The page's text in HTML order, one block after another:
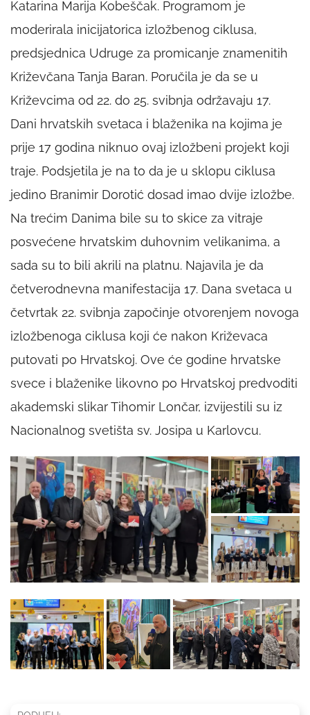
Katarina Marija Kobeščak. Programom je
moderirala inicijatorica izložbenog ciklusa,
predsjednica Udruge za promicanje znamenitih
Križevčana Tanja Baran. Poručila je da se u
Križevcima od 22. do 25. svibnja održavaju 17.
Dani hrvatskih svetaca i blaženika na kojima je
prije 17 godina niknuo ovaj izložbeni projekt koji
traje. Podsjetila je na to da je u sklopu ciklusa
jedino Branimir Dorotić dosad imao dvije izložbe.
Na trećim Danima bile su to skice za vitraje
posvećene hrvatskim duhovnim velikanima, a
sada su to bili akrili na platnu. Najavila je da
četverodnevna manifestacija 17. Dana svetaca u
četvrtak 22. svibnja započinje otvorenjem novoga
izložbenoga ciklusa koji će nakon Križevaca
putovati po Hrvatskoj. Ove će godine hrvatske
svece i blaženike likovno po Hrvatskoj predvoditi
akademski slikar Tihomir Lončar, izvijestili su iz
Nacionalnog svetišta sv. Josipa u Karlovcu.